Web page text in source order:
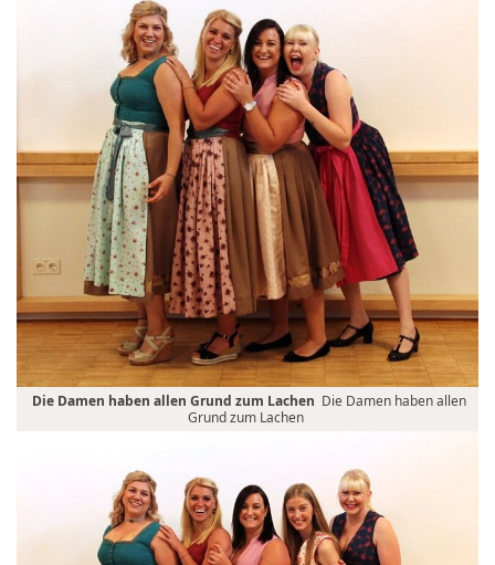
Die Damen haben allen Grund zum Lachen Die Damen haben allen
Grund zum Lachen